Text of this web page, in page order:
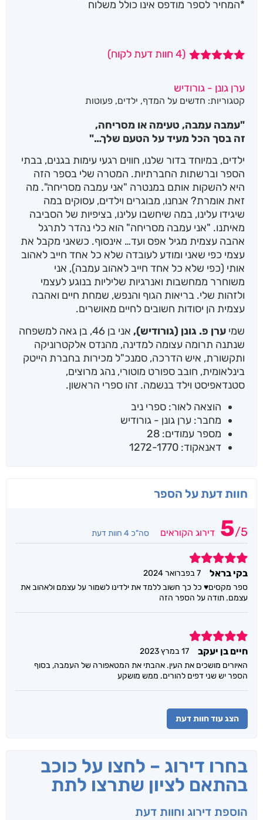
*המחיר לספר מודפס אינו כולל משלוח
מבוסס על
דירוגים של
(
4 חוות דעת לקוח)
ערן גונן - גורודיש
קטגוריות: חדשים על המדף, ילדים, פעוטות
"עמבה עמבה, טעימה או מסריחה,
זה בסך הכל מעיד על הטעם שלך…"
ילדים, במיוחד בדור שלנו, חווים רגעי עימות בגנים, בבתי
הספר וברשתות החברתיות. המטרה שלי בספר הזה
היא להשקות אותם במנטרה "אני עמבה מסריחה". מה
זאת אומרת? אנחנו, מבוגרים וילדים, עסוקים במה
שיגידו עלינו, במה שיחשבו עלינו, בציפיות של הסביבה
מאיתנו. "אני עמבה מסריחה" הוא כלי נהדר לתרגל
אהבה עצמית מגיל אפס ועד… אינסוף. כשאני מקבל את
עצמי כפי שאני ומודע לעובדה שלא כל אחד חייב לאהוב
אותי (כפי שלא כל אחד חייב לאהוב עמבה), אני
משוחרר ממחשבות ואנרגיות שליליות בנוגע לעצמי
ולזהות שלי. בריאות הגוף והנפש, שמחת חיים ואהבה
עצמית הן יסודות חשובים לחיים מאושרים.
שמי ערן פ. גונן (גורודיש),
אני בן 46, בן גאה למשפחה
שנתנה תרומה עצומה למדינה, מהנדס אלקטרוניקה
ותקשורת, איש הדרכה, סמנכ"ל מכירות בחברת הייטק
בינלאומית, חובב ספורט מוטורי, נהג מרוצים,
סטנדאפיסט וילד בנשמה. זהו ספרי הראשון.
הוצאה לאור: ספרי ניב
מחבר: ערן גונן - גורודיש
מספר עמודים: 28
דאנאקוד: 1272-1770
חוות דעת על הספר
5/5 דירוג הקוראים סה"כ 4 חוות דעת
5
בקי בראל
7 בפברואר 2024
ספר מקסים♥️ כל כך חשוב ללמד את ילדינו לשמור על עצמם ולאהוב את
עצמם. תודה על הספר הזה
5
חיים בן יעקב
17 במרץ 2023
האיורים מושכים את העין. אהבתי את המטאפורה של העמבה, בסוף
הספר יש שני דפים להורים. ממש מושקע
הצג עוד חוות דעת
בחרו דירוג – לחצו על כוכב
בהתאם לציון שתרצו לתת
הוספת דירוג וחוות דעת